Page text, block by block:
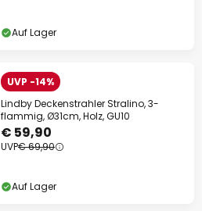
Auf Lager
UVP -14%
Lindby Deckenstrahler Stralino, 3-
flammig, Ø31cm, Holz, GU10
€ 59,90
UVP€ 69,90
Auf Lager